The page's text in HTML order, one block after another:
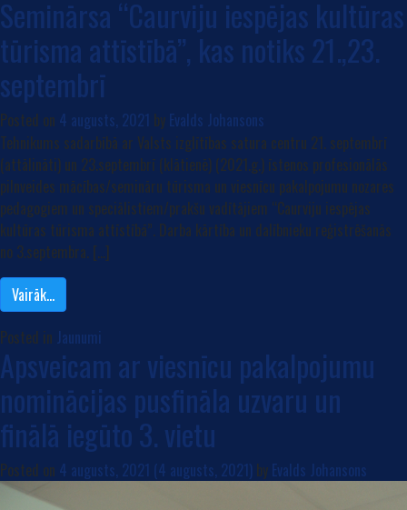
Seminārsa “Caurviju iespējas kultūras
tūrisma attīstībā”, kas notiks 21.,23.
septembrī
Posted on 4 augusts, 2021 by Evalds Johansons
Tehnikums sadarbībā ar Valsts izglītības satura centru 21. septembrī
(attālināti) un 23.septembrī (klātienē) (2021.g.) īstenos profesionālās
pilnveides mācības/semināru tūrisma un viesnīcu pakalpojumu nozares
pedagogiem un speciālistiem/prakšu vadītājiem “Caurviju iespējas
kultūras tūrisma attīstībā”. Darba kārtība un dalībnieku reģistrēšanās
no 3.septembra. […]
Vairāk…
Posted in Jaunumi
Apsveicam ar viesnīcu pakalpojumu
nominācijas pusfināla uzvaru un
finālā iegūto 3. vietu
Posted on 4 augusts, 2021 (4 augusts, 2021) by Evalds Johansons